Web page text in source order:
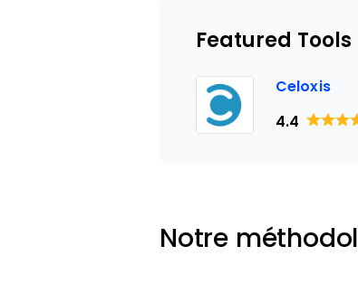
Featured Tools
Celoxis
4.4
Notre